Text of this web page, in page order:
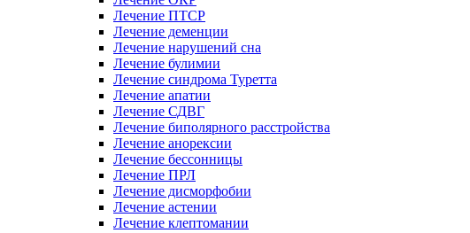
Лечение ПТСР
Лечение деменции
Лечение нарушений сна
Лечение булимии
Лечение синдрома Туретта
Лечение апатии
Лечение СДВГ
Лечение биполярного расстройства
Лечение анорексии
Лечение бессонницы
Лечение ПРЛ
Лечение дисморфобии
Лечение астении
Лечение клептомании